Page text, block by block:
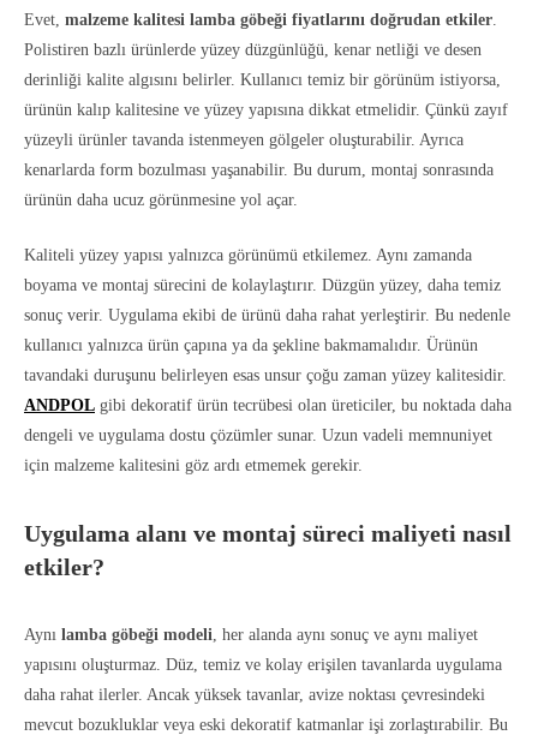
Evet, malzeme kalitesi lamba göbeği fiyatlarını doğrudan etkiler.
Polistiren bazlı ürünlerde yüzey düzgünlüğü, kenar netliği ve desen
derinliği kalite algısını belirler. Kullanıcı temiz bir görünüm istiyorsa,
ürünün kalıp kalitesine ve yüzey yapısına dikkat etmelidir. Çünkü zayıf
yüzeyli ürünler tavanda istenmeyen gölgeler oluşturabilir. Ayrıca
kenarlarda form bozulması yaşanabilir. Bu durum, montaj sonrasında
ürünün daha ucuz görünmesine yol açar.
Kaliteli yüzey yapısı yalnızca görünümü etkilemez. Aynı zamanda
boyama ve montaj sürecini de kolaylaştırır. Düzgün yüzey, daha temiz
sonuç verir. Uygulama ekibi de ürünü daha rahat yerleştirir. Bu nedenle
kullanıcı yalnızca ürün çapına ya da şekline bakmamalıdır. Ürünün
tavandaki duruşunu belirleyen esas unsur çoğu zaman yüzey kalitesidir.
ANDPOL gibi dekoratif ürün tecrübesi olan üreticiler, bu noktada daha
dengeli ve uygulama dostu çözümler sunar. Uzun vadeli memnuniyet
için malzeme kalitesini göz ardı etmemek gerekir.
Uygulama alanı ve montaj süreci maliyeti nasıl
etkiler?
Aynı lamba göbeği modeli, her alanda aynı sonuç ve aynı maliyet
yapısını oluşturmaz. Düz, temiz ve kolay erişilen tavanlarda uygulama
daha rahat ilerler. Ancak yüksek tavanlar, avize noktası çevresindeki
mevcut bozukluklar veya eski dekoratif katmanlar işi zorlaştırabilir. Bu